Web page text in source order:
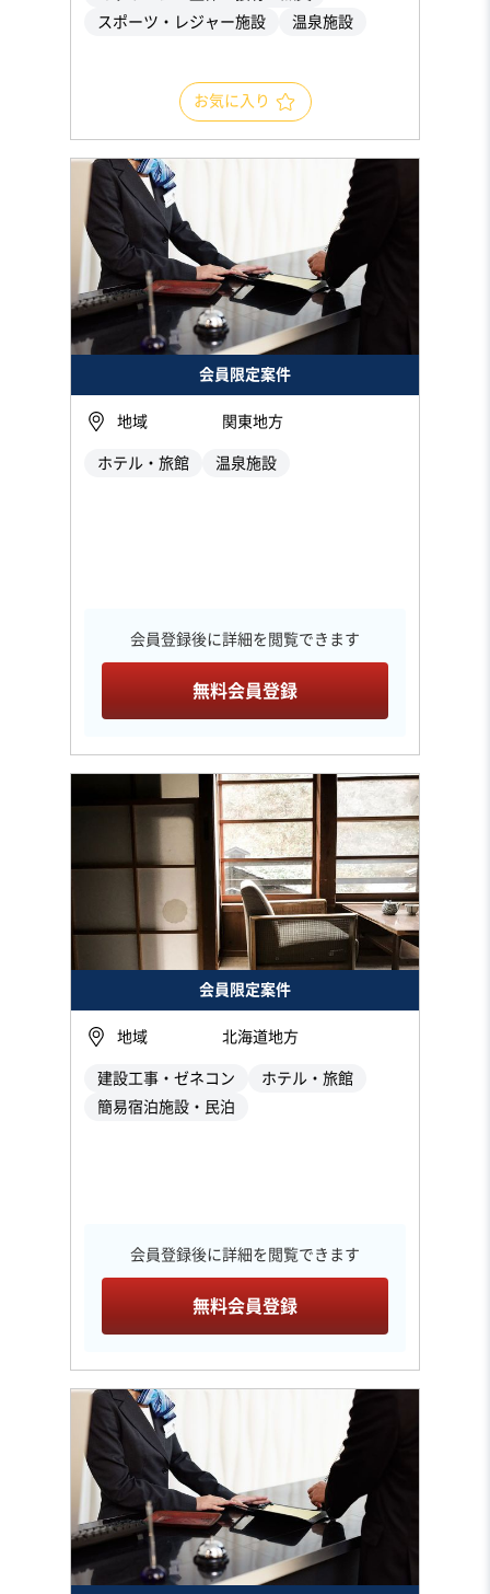
スポーツ・レジャー施設
温泉施設
お気に入り
会員限定案件
地域 関東地方
ホテル・旅館 温泉施設
会員登録後に詳細を閲覧できます
無料会員登録
会員限定案件
地域 北海道地方
建設工事・ゼネコン
ホテル・旅館
簡易宿泊施設・民泊
会員登録後に詳細を閲覧できます
無料会員登録